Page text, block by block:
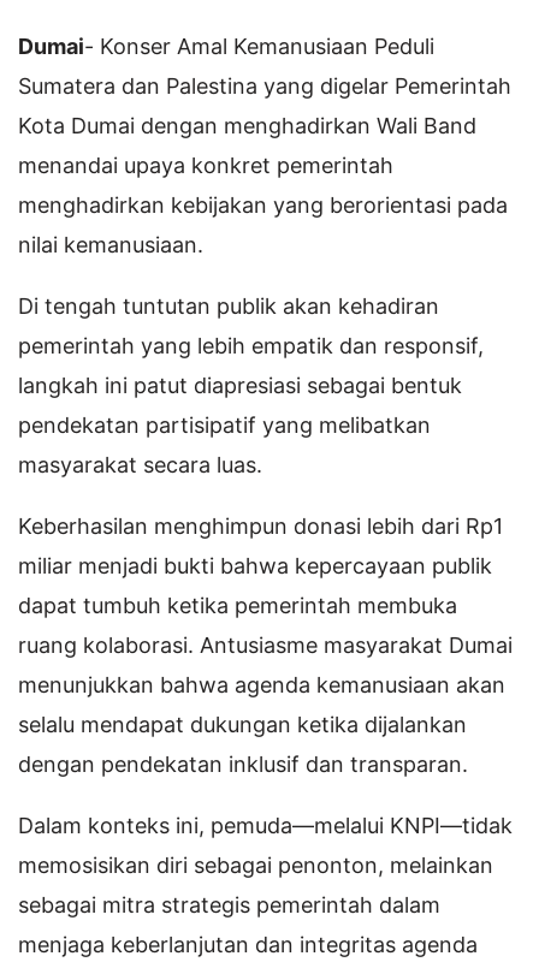
Dumai- Konser Amal Kemanusiaan Peduli
Sumatera dan Palestina yang digelar Pemerintah
Kota Dumai dengan menghadirkan Wali Band
menandai upaya konkret pemerintah
menghadirkan kebijakan yang berorientasi pada
nilai kemanusiaan.
Di tengah tuntutan publik akan kehadiran
pemerintah yang lebih empatik dan responsif,
langkah ini patut diapresiasi sebagai bentuk
pendekatan partisipatif yang melibatkan
masyarakat secara luas.
Keberhasilan menghimpun donasi lebih dari Rp1
miliar menjadi bukti bahwa kepercayaan publik
dapat tumbuh ketika pemerintah membuka
ruang kolaborasi. Antusiasme masyarakat Dumai
menunjukkan bahwa agenda kemanusiaan akan
selalu mendapat dukungan ketika dijalankan
dengan pendekatan inklusif dan transparan.
Dalam konteks ini, pemuda—melalui KNPI—tidak
memosisikan diri sebagai penonton, melainkan
sebagai mitra strategis pemerintah dalam
menjaga keberlanjutan dan integritas agenda